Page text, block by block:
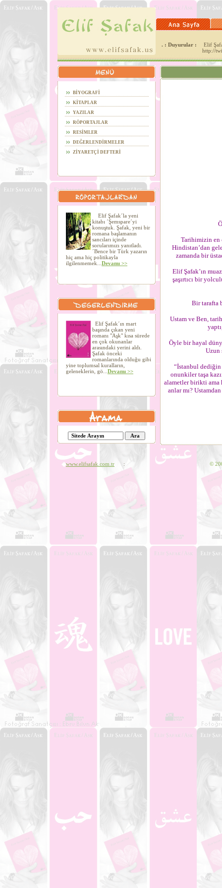
. : Duyurular :
Elif
http://
BİYOGRAFİ
KİTAPLAR
YAZILAR
RÖPORTAJLAR
RESİMLER
DEĞERLENDİRMELER
ZİYARETÇİ DEFTERİ
Elif Şafak´la yeni
kitabı ´Şemspare´yi
konuştuk. Şafak, yeni bir
romana başlamanın
sancıları içinde
sorularımızı yanıtladı.
´Bence bir Türk yazarın
hiç ama hiç politikayla
ilgilenmemek... Devamı >>
Elif Şafak´ın mart
başında çıkan yeni
romanı "Aşk" kısa sürede
en çok okunanlar
arasındaki yerini aldı.
Şafak önceki
romanlarında olduğu gibi
yine toplumsal kuralların,
geleneklerin, gö... Devamı >>
Tarihimizin en
Hindistan’dan
zamanda bir
Elif Şafak’ın
şaşırtıcı bir
Bir tarafta
Ustam ve Ben,
Öyle bir hayal
Uzun
“İstanbul dediğin
onunkiler taşa
alametler birikti ama
anlar mı?
www.elifsafak.com.tr : ©